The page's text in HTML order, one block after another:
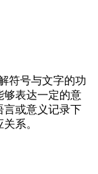
符号与文字的功
够表达一定的意
言或意义记录下
系。